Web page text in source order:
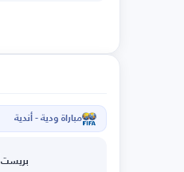
مباراة ودية - أندية
بريست